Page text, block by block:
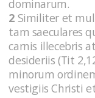
dominarum.
2 Similiter et
tam saeculares
carnis illecebris
desideriis (Tit
minorum
vestigiis Christi